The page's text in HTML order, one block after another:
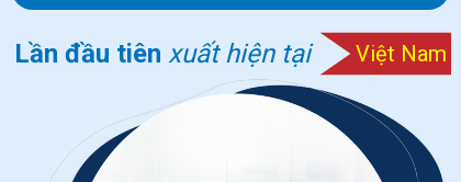
Lần đầu tiên xuất hiện tại Việt Nam